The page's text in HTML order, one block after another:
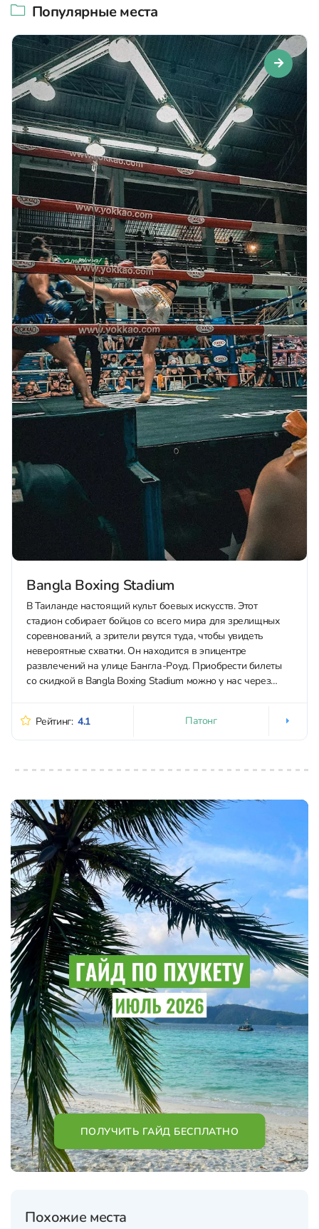
Популярные места
Bangla Boxing Stadium
В Таиланде настоящий культ боевых искусств. Этот
стадион собирает бойцов со всего мира для зрелищных
соревнований, а зрители рвутся туда, чтобы увидеть
невероятные схватки. Он находится в эпицентре
развлечений на улице Бангла-Роуд. Приобрести билеты
со скидкой в Bangla Boxing Stadium можно у нас через
Рейтинг: 4.1 Патонг
ПОЛУЧИТЬ ГАЙД БЕСПЛАТНО
Похожие места